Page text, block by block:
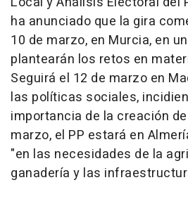
ha anunciado que la gira
10 de marzo, en Murcia, en
plantearán los retos en
Seguirá el 12 de marzo en
las políticas sociales,
importancia de la creación
marzo, el PP estará en
"en las necesidades de la
ganadería y las